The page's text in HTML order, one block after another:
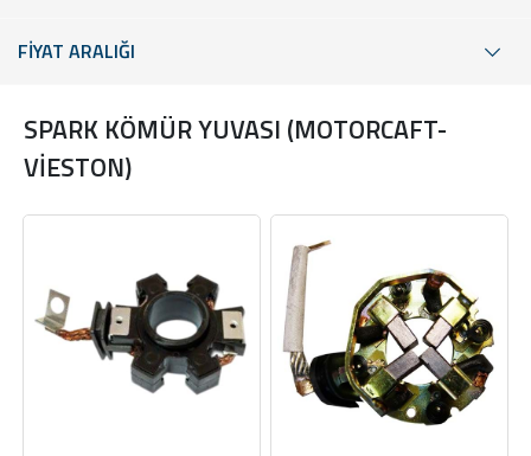
FİYAT ARALIĞI
SPARK KÖMÜR YUVASI (MOTORCAFT-
VİESTON)